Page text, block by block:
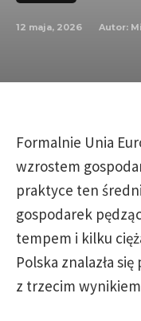
12 maja, 2026 Autor:
Formalnie Unia
wzrostem
praktyce ten
gospodarek
tempem i kilku
Polska znalazła
z trzecim